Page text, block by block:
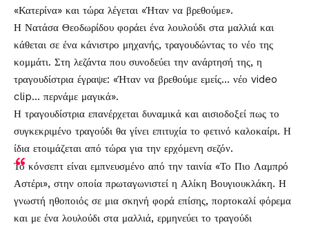
«Κατερίνα» και τώρα λέγεται «Ήταν να βρεθούμε».
Η Νατάσα Θεοδωρίδου φοράει ένα λουλούδι στα μαλλιά και
κάθεται σε ένα κάνιστρο μηχανής, τραγουδώντας το νέο της
κομμάτι. Στη λεζάντα που συνοδεύει την ανάρτησή της, η
τραγουδίστρια έγραψε: «Ήταν να βρεθούμε εμείς… νέο video
clip… περνάμε μαγικά».
Η τραγουδίστρια επανέρχεται δυναμικά και αισιοδοξεί πως το
συγκεκριμένο τραγούδι θα γίνει επιτυχία το φετινό καλοκαίρι. Η
ίδια ετοιμάζεται από τώρα για την ερχόμενη σεζόν.
Το κόνσεπτ είναι εμπνευσμένο από την ταινία «Το Πιο Λαμπρό
Αστέρι», στην οποία πρωταγωνιστεί η Αλίκη Βουγιουκλάκη. Η
γνωστή ηθοποιός σε μια σκηνή φορά επίσης, πορτοκαλί φόρεμα
και με ένα λουλούδι στα μαλλιά, ερμηνεύει το τραγούδι